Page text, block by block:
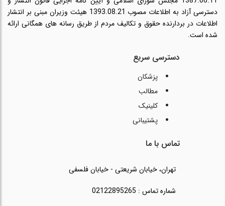
دسترسی آزاد به اطلاعات مصوب 1393.08.21 هیئت وزیران مبنی بر انتشار
اطلاعات در بردارنده حقوق و تکالیف مردم از طریق رسانه های همگانی ارائه
شده است.
دسترسی سریع
پزشکان
مطالب
کلینیک
پشتیبانی
تماس با ما
تهران، خیابان شریعتی - خیابان فلسفی
شماره تماس : 02122895265